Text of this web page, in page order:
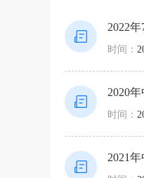
2022
时间：
2020
时间：
2021